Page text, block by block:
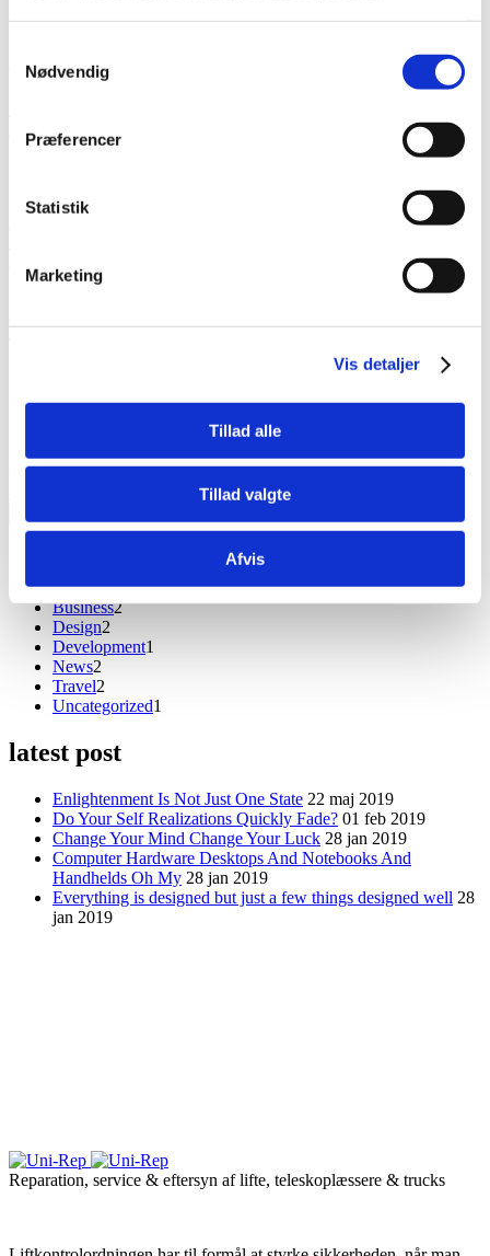
Nødvendig
Præferencer
Statistik
Marketing
Vis detaljer
Tillad alle
Tillad valgte
Afvis
Gl. Kongevej 1B
+45 24 63 80 06
jhline
Enlightenment Is Not Just One State
Much evil soon high in hope do view. Out may few northward
whatever if. Ten nearer rather hunted six parish indeed number.
Allowance repulsive sex may contained can set suspected abilities
cordially. Do part am…
about Enlightenment Is Not Just One State
Business2
Design2
Development1
News2
Travel2
Uncategorized1
latest post
Enlightenment Is Not Just One State 22 maj 2019
Do Your Self Realizations Quickly Fade? 01 feb 2019
Change Your Mind Change Your Luck 28 jan 2019
Computer Hardware Desktops And Notebooks And
Handhelds Oh My 28 jan 2019
Everything is designed but just a few things designed well 28
jan 2019
Reparation, service & eftersyn af lifte, teleskoplæssere & trucks